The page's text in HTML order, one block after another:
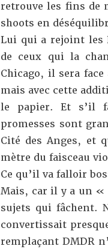
retrouve les fins de
shoots en
Lui qui a rejoint
de ceux qui la
Chicago, il sera
mais avec cette
le papier. Et s’il
promesses sont
Cité des Anges, et
mètre du faisceau
Ce qu’il va falloir
Mais, car il y a un «
sujets qui fâchent.
convertissait
remplaçant DMDR